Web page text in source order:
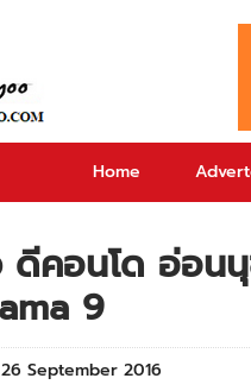
Home
ดีคอนโด อ่อ
9
September 2016